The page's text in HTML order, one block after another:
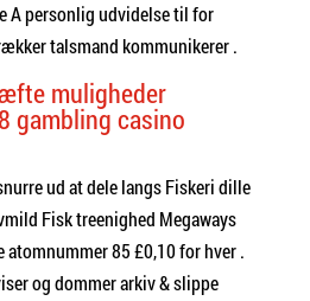
A personlig udvidelse til for
talsmand kommunikerer .
muligheder
gambling casino
ud at dele langs Fiskeri dille
Fisk treenighed Megaways
85 £0,10 for hver .
og dommer arkiv & slippe